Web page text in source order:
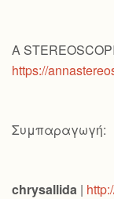
A
https://
Συμπαραγωγή:
chrysallida |